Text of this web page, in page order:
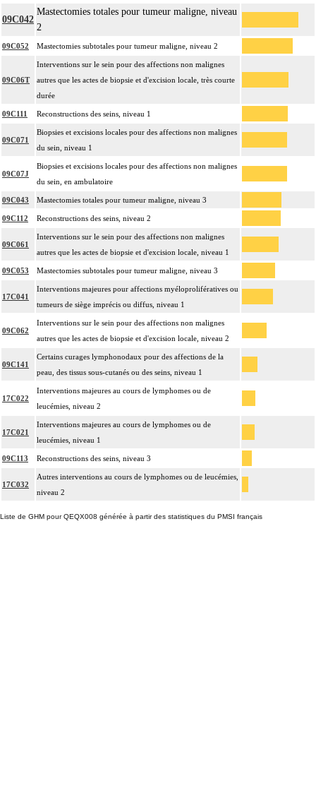
09C042
Mastectomies totales pour tumeur maligne, niveau
2
09C052 Mastectomies subtotales pour tumeur maligne, niveau 2
09C06T
Interventions sur le sein pour des affections non malignes
autres que les actes de biopsie et d'excision locale, très courte
durée
09C111 Reconstructions des seins, niveau 1
09C071
Biopsies et excisions locales pour des affections non malignes
du sein, niveau 1
09C07J
Biopsies et excisions locales pour des affections non malignes
du sein, en ambulatoire
09C043 Mastectomies totales pour tumeur maligne, niveau 3
09C112 Reconstructions des seins, niveau 2
09C061
Interventions sur le sein pour des affections non malignes
autres que les actes de biopsie et d'excision locale, niveau 1
09C053 Mastectomies subtotales pour tumeur maligne, niveau 3
17C041
Interventions majeures pour affections myéloprolifératives ou
tumeurs de siège imprécis ou diffus, niveau 1
09C062
Interventions sur le sein pour des affections non malignes
autres que les actes de biopsie et d'excision locale, niveau 2
09C141
Certains curages lymphonodaux pour des affections de la
peau, des tissus sous-cutanés ou des seins, niveau 1
17C022
Interventions majeures au cours de lymphomes ou de
leucémies, niveau 2
17C021
Interventions majeures au cours de lymphomes ou de
leucémies, niveau 1
09C113 Reconstructions des seins, niveau 3
17C032
Autres interventions au cours de lymphomes ou de leucémies,
niveau 2
Liste de GHM pour QEQX008 générée à partir des statistiques du PMSI français